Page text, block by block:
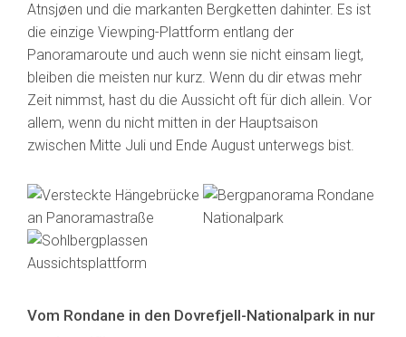
Atnsjøen und die markanten Bergketten dahinter. Es ist
die einzige Viewping-Plattform entlang der
Panoramaroute und auch wenn sie nicht einsam liegt,
bleiben die meisten nur kurz. Wenn du dir etwas mehr
Zeit nimmst, hast du die Aussicht oft für dich allein. Vor
allem, wenn du nicht mitten in der Hauptsaison
zwischen Mitte Juli und Ende August unterwegs bist.
Vom Rondane in den Dovrefjell-Nationalpark in nur